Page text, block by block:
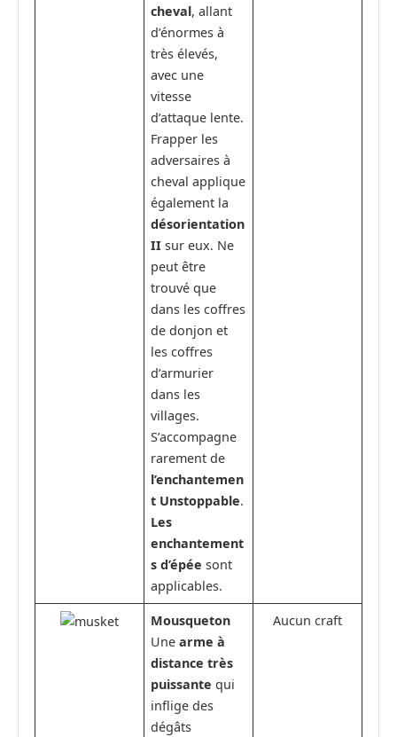
cheval, allant
d’énormes à
très élevés,
avec une
vitesse
d’attaque lente.
Frapper les
adversaires à
cheval applique
également la
désorientation
II sur eux. Ne
peut être
trouvé que
dans les coffres
de donjon et
les coffres
d’armurier
dans les
villages.
S’accompagne
rarement de
l’enchantemen
t Unstoppable.
Les
enchantement
s d’épée sont
applicables.
Mousqueton
Une arme à
distance très
puissante qui
inflige des
dégâts
Aucun craft